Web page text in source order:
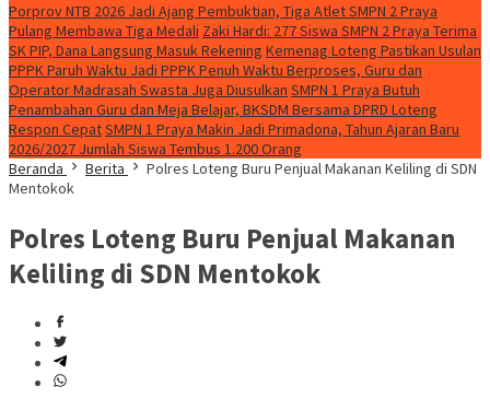
Porprov NTB 2026 Jadi Ajang Pembuktian, Tiga Atlet SMPN 2 Praya
Pulang Membawa Tiga Medali Zaki Hardi: 277 Siswa SMPN 2 Praya Terima
SK PIP, Dana Langsung Masuk Rekening Kemenag Loteng Pastikan Usulan
PPPK Paruh Waktu Jadi PPPK Penuh Waktu Berproses, Guru dan
Operator Madrasah Swasta Juga Diusulkan SMPN 1 Praya Butuh
Penambahan Guru dan Meja Belajar, BKSDM Bersama DPRD Loteng
Respon CepatSMPN 1 Praya Makin Jadi Primadona, Tahun Ajaran Baru
2026/2027 Jumlah Siswa Tembus 1.200 Orang
Beranda
Berita
Polres Loteng Buru Penjual Makanan Keliling di SDN
Mentokok
Polres Loteng Buru Penjual Makanan
Keliling di SDN Mentokok